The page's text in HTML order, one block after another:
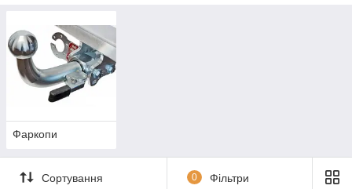
Фаркопи
Сортування 0 Фільтри